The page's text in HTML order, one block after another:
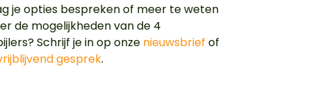
je opties bespreken of meer te weten
de mogelijkheden van de 4
Schrijf je in op onze nieuwsbrief of
gesprek.